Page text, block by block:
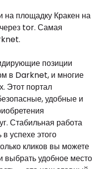
площадку Кракен на
tor. Самая
позиции
в Darknet, и многие
Этот портал
удобные и
Стабильная работа
успехе этого
кликов вы можете
выбрать удобное место